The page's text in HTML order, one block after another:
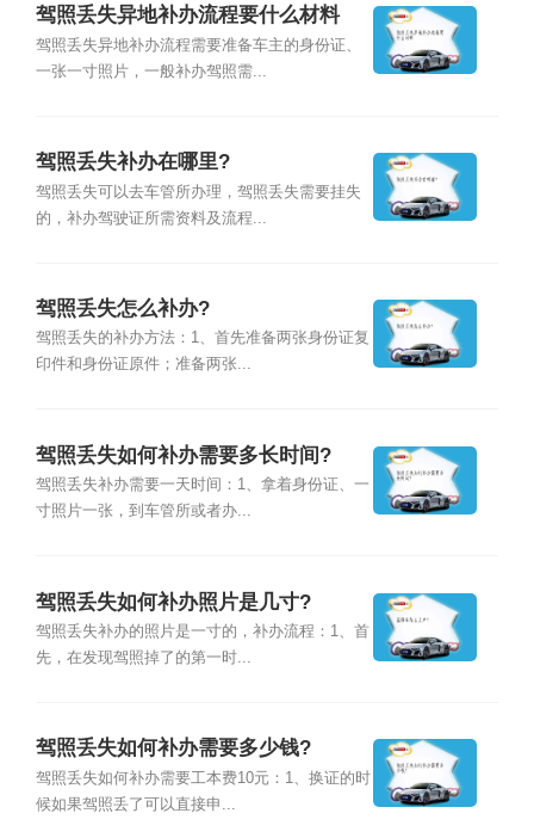
驾照丢失异地补办流程要什么材料
驾照丢失异地补办流程需要准备车主的身份证、
一张一寸照片，一般补办驾照需...
驾照丢失补办在哪里?
驾照丢失可以去车管所办理，驾照丢失需要挂失
的，补办驾驶证所需资料及流程...
驾照丢失怎么补办?
驾照丢失的补办方法：1、首先准备两张身份证复
印件和身份证原件；准备两张...
驾照丢失如何补办需要多长时间?
驾照丢失补办需要一天时间：1、拿着身份证、一
寸照片一张，到车管所或者办...
驾照丢失如何补办照片是几寸?
驾照丢失补办的照片是一寸的，补办流程：1、首
先，在发现驾照掉了的第一时...
驾照丢失如何补办需要多少钱?
驾照丢失如何补办需要工本费10元：1、换证的时
候如果驾照丢了可以直接申...